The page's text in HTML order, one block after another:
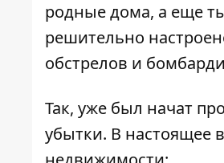
родные дома, а еще
решительно
обстрелов и
Так, уже был начат
убытки. В настоящее